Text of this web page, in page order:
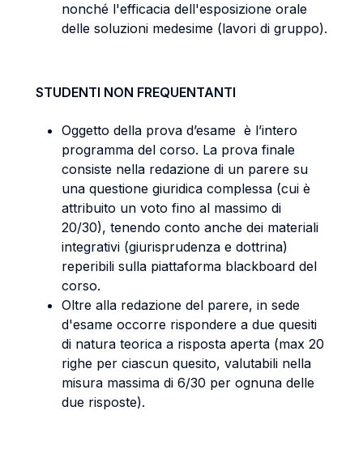
nonché l'efficacia dell'esposizione orale
delle soluzioni medesime (lavori di gruppo).
STUDENTI NON FREQUENTANTI
Oggetto della prova d’esame è l’intero
programma del corso. La prova finale
consiste nella redazione di un parere su
una questione giuridica complessa (cui è
attribuito un voto fino al massimo di
20/30), tenendo conto anche dei materiali
integrativi (giurisprudenza e dottrina)
reperibili sulla piattaforma blackboard del
corso.
Oltre alla redazione del parere, in sede
d'esame occorre rispondere a due quesiti
di natura teorica a risposta aperta (max 20
righe per ciascun quesito, valutabili nella
misura massima di 6/30 per ognuna delle
due risposte).